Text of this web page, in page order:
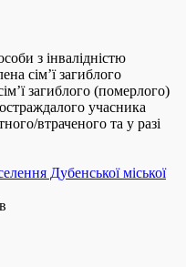
з інвалідністю
сім’ї загиблого
загиблого (померлого)
учасника
втраченого та у разі
Дубенської міської